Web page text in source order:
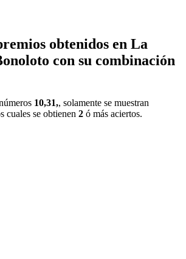
obtenidos en La
con su combinación
10,31,, solamente se muestran
cuales se obtienen 2 ó más aciertos.